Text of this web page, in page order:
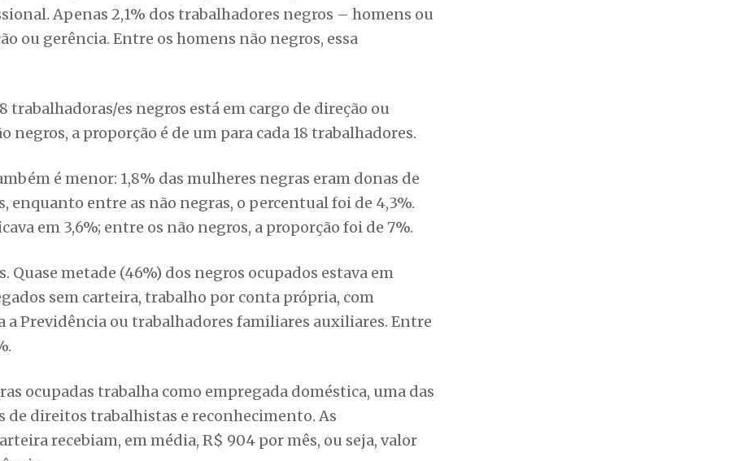
Apenas 2,1% dos trabalhadores negros – homens ou
ou gerência. Entre os homens não negros, essa
trabalhadoras/es negros está em cargo de direção ou
a proporção é de um para cada 18 trabalhadores.
é menor: 1,8% das mulheres negras eram donas de
entre as não negras, o percentual foi de 4,3%.
em 3,6%; entre os não negros, a proporção foi de 7%.
metade (46%) dos negros ocupados estava em
sem carteira, trabalho por conta própria, com
Previdência ou trabalhadores familiares auxiliares. Entre
ocupadas trabalha como empregada doméstica, uma das
de direitos trabalhistas e reconhecimento. As
recebiam, em média, R$ 904 por mês, ou seja, valor